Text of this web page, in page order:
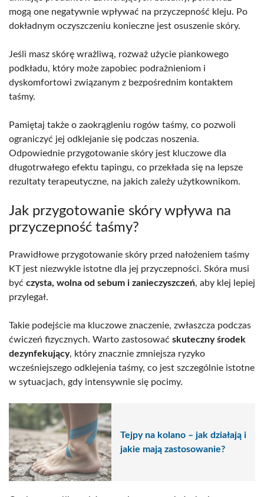
mogą one negatywnie wpływać na przyczepność kleju. Po
dokładnym oczyszczeniu konieczne jest osuszenie skóry.
Jeśli masz skórę wrażliwą, rozważ użycie piankowego
podkładu, który może zapobiec podrażnieniom i
dyskomfortowi związanym z bezpośrednim kontaktem
taśmy.
Pamiętaj także o zaokrągleniu rogów taśmy, co pozwoli
ograniczyć jej odklejanie się podczas noszenia.
Odpowiednie przygotowanie skóry jest kluczowe dla
długotrwałego efektu tapingu, co przekłada się na lepsze
rezultaty terapeutyczne, na jakich zależy użytkownikom.
Jak przygotowanie skóry wpływa na
przyczepność taśmy?
Prawidłowe przygotowanie skóry przed nałożeniem taśmy
KT jest niezwykle istotne dla jej przyczepności. Skóra musi
być czysta, wolna od sebum i zanieczyszczeń, aby klej lepiej
przylegał.
Takie podejście ma kluczowe znaczenie, zwłaszcza podczas
ćwiczeń fizycznych. Warto zastosować skuteczny środek
dezynfekujący, który znacznie zmniejsza ryzyko
wcześniejszego odklejenia taśmy, co jest szczególnie istotne
w sytuacjach, gdy intensywnie się pocimy.
Tejpy na kolano – jak działają i
jakie mają zastosowanie?